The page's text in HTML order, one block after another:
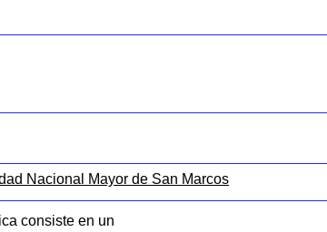
Nacional Mayor de San Marcos
consiste en un